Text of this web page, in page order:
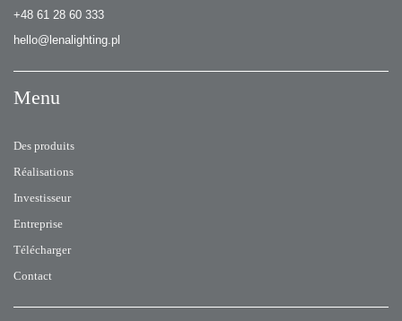
+48 61 28 60 333
hello@lenalighting.pl
Menu
Des produits
Réalisations
Investisseur
Entreprise
Télécharger
Contact